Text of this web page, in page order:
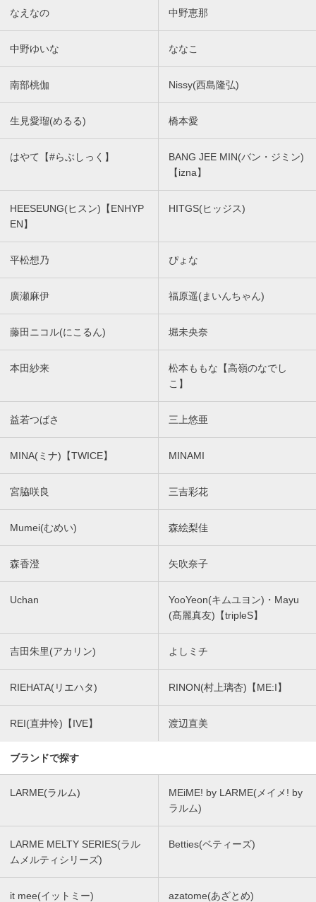
なえなの 中野恵那
中野ゆいな ななこ
南部桃伽 Nissy(西島隆弘)
生見愛瑠(めるる) 橋本愛
はやて【#らぶしっく】
BANG JEE MIN(バン・ジミン)
【izna】
HEESEUNG(ヒスン)【ENHYP
EN】
HITGS(ヒッジス)
平松想乃 ぴょな
廣瀬麻伊 福原遥(まいんちゃん)
藤田ニコル(にこるん) 堀未央奈
本田紗来
松本ももな【高嶺のなでし
こ】
益若つばさ 三上悠亜
MINA(ミナ)【TWICE】 MINAMI
宮脇咲良 三吉彩花
Mumei(むめい) 森絵梨佳
森香澄 矢吹奈子
Uchan
YooYeon(キムユヨン)・Mayu
(髙麗真友)【tripleS】
吉田朱里(アカリン) よしミチ
RIEHATA(リエハタ) RINON(村上璃杏)【ME:I】
REI(直井怜)【IVE】 渡辺直美
ブランドで探す
LARME(ラルム)
MEiME! by LARME(メイメ! by
ラルム)
LARME MELTY SERIES(ラル
ムメルティシリーズ)
Betties(ベティーズ)
it mee(イットミー) azatome(あざとめ)